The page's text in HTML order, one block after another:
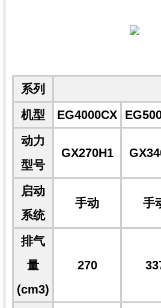
系列
机型
EG4000CX
动力
型号
GX270H1
启动
系统
手动 手
排气
量
(cm3)
270